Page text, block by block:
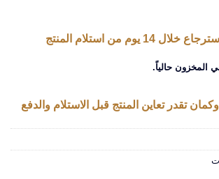
يوم من استلام المنتج
المخزون حالياً.
وكمان تقدر تعاين المنتج قبل الاستلام والدفع